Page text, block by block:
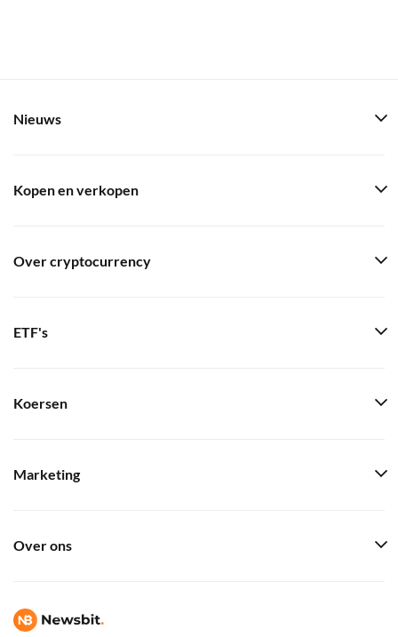
Nieuws
Kopen en verkopen
Over cryptocurrency
ETF's
Koersen
Marketing
Over ons